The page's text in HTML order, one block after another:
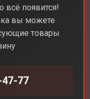
S25 Plus
появится!
вы можете
товары
77